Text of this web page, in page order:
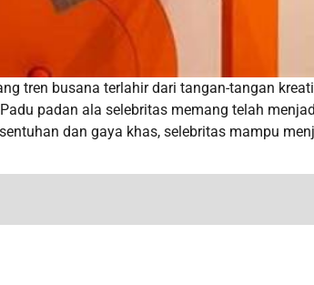
tren busana terlahir dari tangan-tangan
padan ala selebritas memang telah
dan gaya khas, selebritas mampu